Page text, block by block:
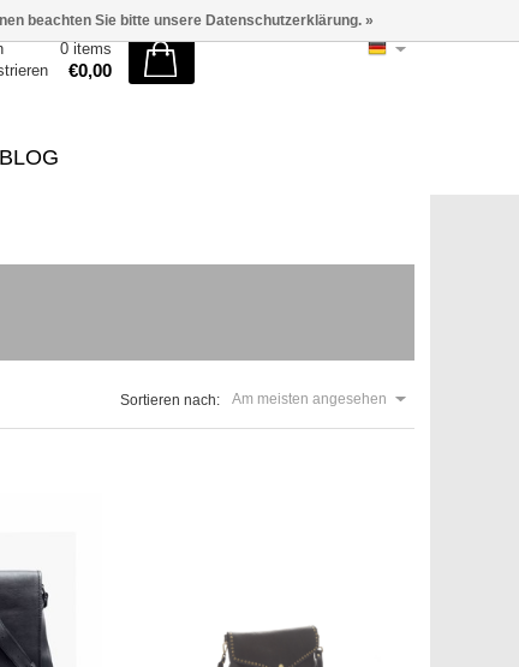
0 items
€0,00
BLOG
Sortieren nach: Am meisten angesehen
beachten Sie bitte unsere Datenschutzerklärung. »